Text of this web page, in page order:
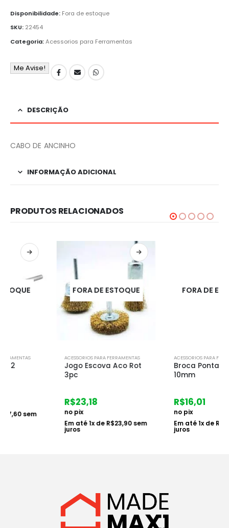
Disponibilidade: Fora de estoque
SKU: 22454
Categoria:Acessorios para Ferramentas
Me Avise!
DESCRIÇÃO
CABO DE ANCINHO
INFORMAÇÃO ADICIONAL
PRODUTOS RELACIONADOS
FORA DE ESTOQUE
ACESSORIOS PARA FERRAMENTAS
Jogo Escova Aco Rot
no pix
R$23,90sem
FORA DE ESTOQUE
ACESSORIOS PARA FERRAMENTAS
Broca Ponta de Videa
Em até
R$16,50sem